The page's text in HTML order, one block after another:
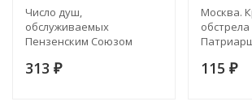
Число душ,
обслуживаемых
Пензенским Союзом
Обществ в 1918 году
313 ₽
Москва.
обстрела
1917 года, 4
115 ₽